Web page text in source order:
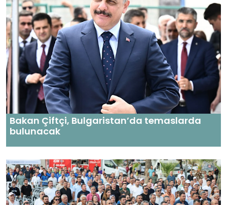
Bakan Çiftçi, Bulgaristan’da temaslarda
bulunacak